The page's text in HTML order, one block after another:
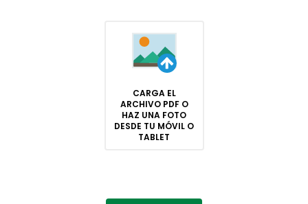
CARGA EL
ARCHIVO PDF O
HAZ UNA FOTO
DESDE TU MÓVIL O
TABLET